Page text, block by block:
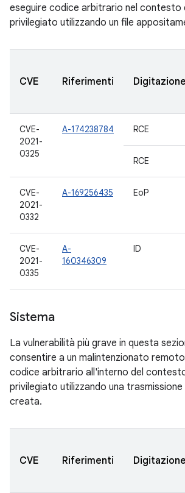
eseguire codice arbitrario nel contesto
privilegiato utilizzando un file
CVE Riferimenti Digitazione
CVE-
2021-
0325
A-174238784 RCE
RCE
CVE-
2021-
0332
A-169256435 EoP
CVE-
2021-
0335
A-
160346309
ID
Sistema
La vulnerabilità più grave in questa
consentire a un malintenzionato
codice arbitrario all'interno del
privilegiato utilizzando una
creata.
CVE Riferimenti Digitazione